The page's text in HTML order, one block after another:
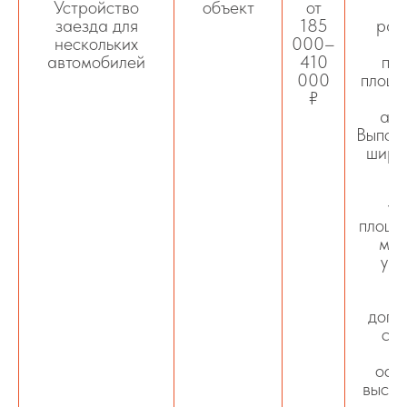
Устройство
заезда для
нескольких
автомобилей
объект
от
185
000–
410
000
₽